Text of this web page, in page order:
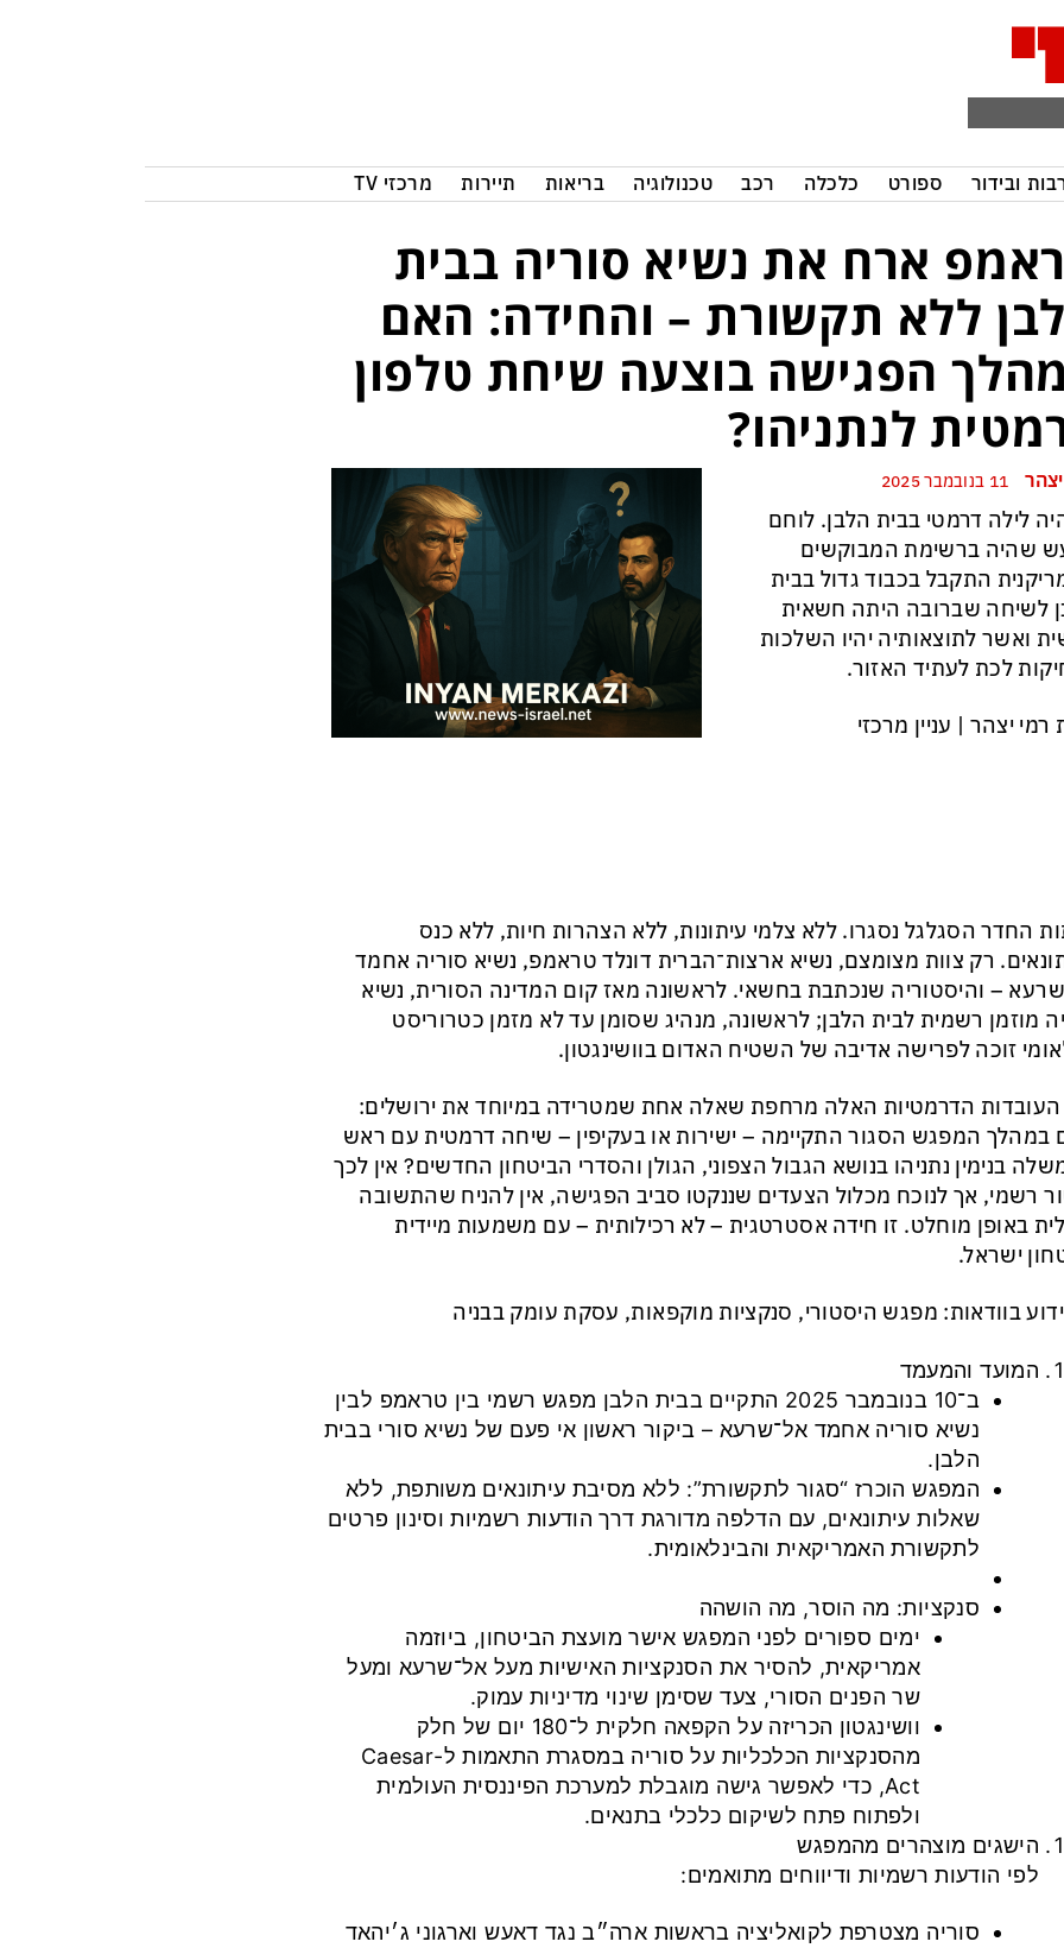
ובידור ספורט כלכלה רכב טכנולוגיה בריאות תיירות מרכזי TV
ארח את נשיא סוריה בבית
ללא תקשורת – והחידה: האם
הפגישה בוצעה שיחת טלפון
לנתניהו?
לילה דרמטי בבית הלבן. לוחם
שהיה ברשימת המבוקשים
התקבל בכבוד גדול בבית
לשיחה שברובה היתה חשאית
ואשר לתוצאותיה יהיו השלכות
לכת לעתיד האזור.
יצהר | עניין מרכזי
החדר הסגלגל נסגרו. ללא צלמי עיתונות, ללא הצהרות חיות, ללא כנס
רק צוות מצומצם, נשיא ארצות־הברית דונלד טראמפ, נשיא סוריה אחמד
– והיסטוריה שנכתבת בחשאי. לראשונה מאז קום המדינה הסורית, נשיא
מוזמן רשמית לבית הלבן; לראשונה, מנהיג שסומן עד לא מזמן כטרוריסט
זוכה לפרישה אדיבה של השטיח האדום בוושינגטון.
העובדות הדרמטיות האלה מרחפת שאלה אחת שמטרידה במיוחד את ירושלים:
במהלך המפגש הסגור התקיימה – ישירות או בעקיפין – שיחה דרמטית עם ראש
בנימין נתניהו בנושא הגבול הצפוני, הגולן והסדרי הביטחון החדשים? אין לכך
רשמי, אך לנוכח מכלול הצעדים שננקטו סביב הפגישה, אין להניח שהתשובה
באופן מוחלט. זו חידה אסטרטגית – לא רכילותית – עם משמעות מיידית
ישראל.
בוודאות: מפגש היסטורי, סנקציות מוקפאות, עסקת עומק בבניה
המועד והמעמד
ב־10 בנובמבר 2025 התקיים בבית הלבן מפגש רשמי בין טראמפ לבין
נשיא סוריה אחמד אל־שרעא – ביקור ראשון אי פעם של נשיא סורי בבית
הלבן.
המפגש הוכרז “סגור לתקשורת”: ללא מסיבת עיתונאים משותפת, ללא
שאלות עיתונאים, עם הדלפה מדורגת דרך הודעות רשמיות וסינון פרטים
לתקשורת האמריקאית והבינלאומית.
סנקציות: מה הוסר, מה הושהה
ימים ספורים לפני המפגש אישר מועצת הביטחון, ביוזמה
אמריקאית, להסיר את הסנקציות האישיות מעל אל־שרעא ומעל
שר הפנים הסורי, צעד שסימן שינוי מדיניות עמוק.
וושינגטון הכריזה על הקפאה חלקית ל־180 יום של חלק
מהסנקציות הכלכליות על סוריה במסגרת התאמות ל-Caesar
Act, כדי לאפשר גישה מוגבלת למערכת הפיננסית העולמית
ולפתוח פתח לשיקום כלכלי בתנאים.
הישגים מוצהרים מהמפגש
לפי הודעות רשמיות ודיווחים מתואמים:
סוריה מצטרפת לקואליציה בראשות ארה״ב נגד דאעש וארגוני ג׳יהאד